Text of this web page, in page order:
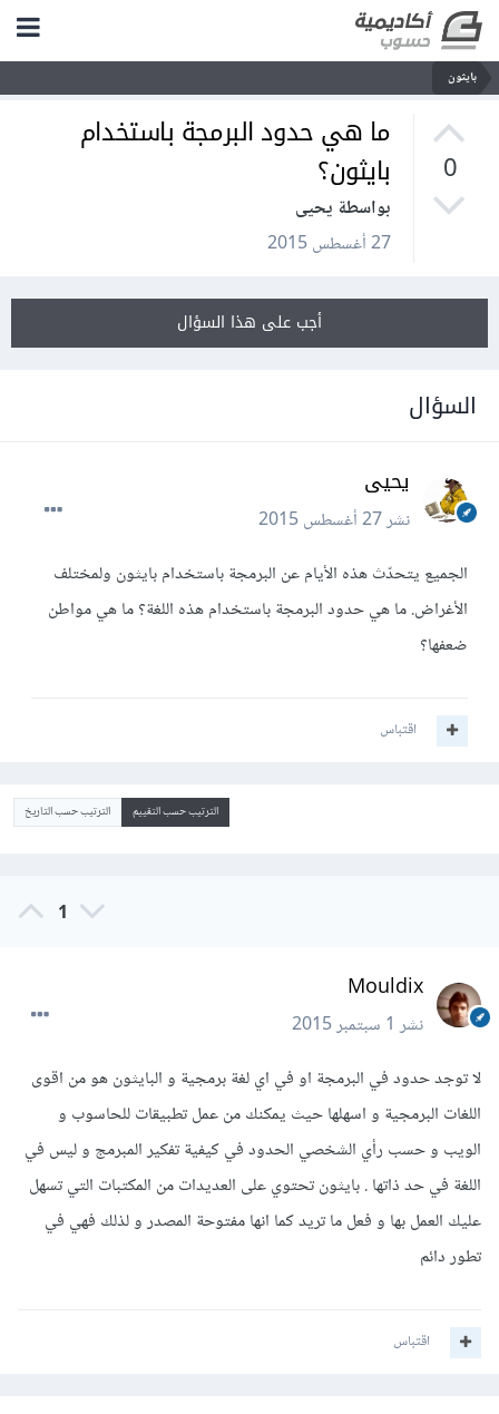
بايثون
0
ما هي حدود البرمجة باستخدام
بايثون؟
بواسطة يحيى
27 أغسطس 2015
أجب على هذا السؤال
السؤال
يحيى
نشر27 أغسطس 2015
الجميع يتحدّث هذه الأيام عن البرمجة باستخدام بايثون ولمختلف
الأغراض. ما هي حدود البرمجة باستخدام هذه اللغة؟ ما هي مواطن
ضعفها؟
اقتباس
الترتيب حسب التقييم الترتيب حسب التاريخ
1
Mouldix
نشر1 سبتمبر 2015
لا توجد حدود في البرمجة او في اي لغة برمجية و البايثون هو من اقوى
اللغات البرمجية و اسهلها حيث يمكنك من عمل تطبيقات للحاسوب و
الويب و حسب رأي الشخصي الحدود في كيفية تفكير المبرمج و ليس في
اللغة في حد ذاتها . بايثون تحتوي على العديدات من المكتبات التي تسهل
عليك العمل بها و فعل ما تريد كما انها مفتوحة المصدر و لذلك فهي في
تطور دائم
اقتباس